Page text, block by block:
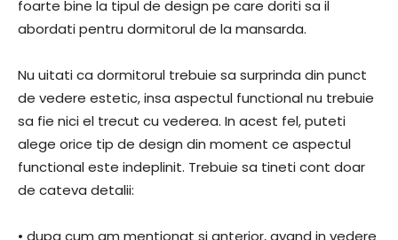
foarte bine la tipul de design pe care doriti sa il
abordati pentru dormitorul de la mansarda.
Nu uitati ca dormitorul trebuie sa surprinda din punct
de vedere estetic, insa aspectul functional nu trebuie
sa fie nici el trecut cu vederea. In acest fel, puteti
alege orice tip de design din moment ce aspectul
functional este indeplinit. Trebuie sa tineti cont doar
de cateva detalii:
• dupa cum am mentionat si anterior, avand in vedere